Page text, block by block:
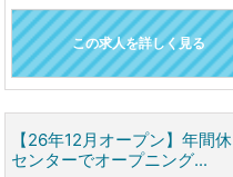
この求人を詳しく見る
【26年12月オープン】年間
センターでオープニング...